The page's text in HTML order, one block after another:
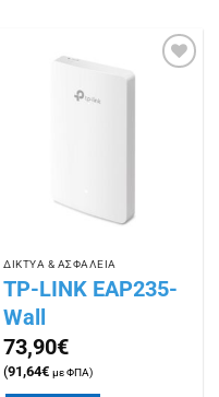
Πρόσθήκη
ΔΙΚΤΥΑ & ΑΣΦΑΛΕΙΑ
TP-LINK EAP235-
Wall
73,90€
(91,64€ με ΦΠΑ)